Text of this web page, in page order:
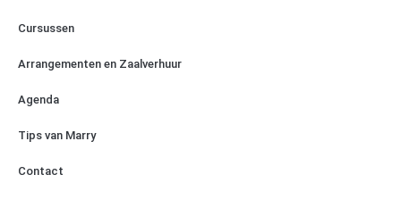
Cursussen
Arrangementen en Zaalverhuur
Agenda
Tips van Marry
Contact